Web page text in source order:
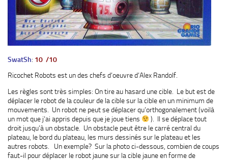
SwatSh: 10 /10
Ricochet Robots est un des chefs d’oeuvre d’Alex Randolf.
Les règles sont très simples: On tire au hasard une cible. Le but est de
déplacer le robot de la couleur de la cible sur la cible en un minimum de
mouvements. Un robot ne peut se déplacer qu’orthogonalement (voilà
un mot que j’ai appris depuis que je joue tiens
). Il se déplace tout
droit jusqu’à un obstacle. Un obstacle peut être le carré central du
plateau, le bord du plateau, les murs dessinés sur le plateau et les
autres robots. Un exemple? Sur la photo ci-dessous, combien de coups
faut-il pour déplacer le robot jaune sur la cible jaune en forme de